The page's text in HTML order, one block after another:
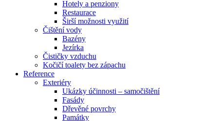
Hotely a penziony
Restaurace
Širší možnosti využití
Čištění vody
Bazény
Jezírka
Čističky vzduchu
Kočičí toalety bez zápachu
Reference
Exteriéry
Ukázky účinnosti – samočištění
Fasády
Dřevěné povrchy
Památky